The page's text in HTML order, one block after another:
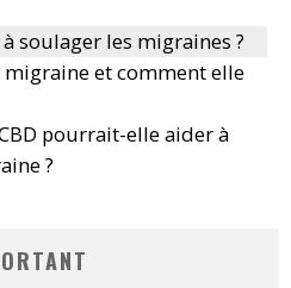
soulager les migraines ?
migraine et comment elle
pourrait-elle aider à
?